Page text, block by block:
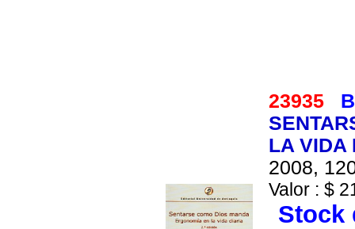
23935
LA VIDA
2008,
Valor : $
Stock